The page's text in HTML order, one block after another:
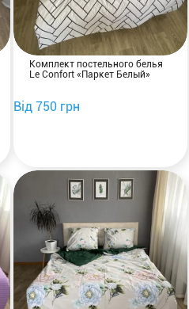
Комплект постельного белья
Le Confort «Паркет Белый»
Від 750 грн